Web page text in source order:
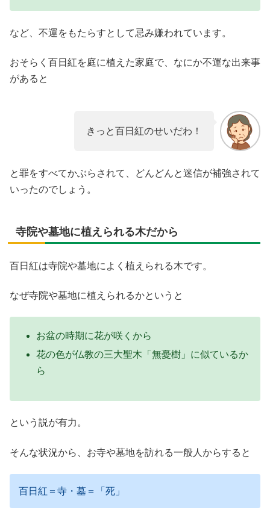
など、不運をもたらすとして忌み嫌われています。
おそらく百日紅を庭に植えた家庭で、なにか不運な出来事
があると
きっと百日紅のせいだわ！
と罪をすべてかぶらされて、どんどんと迷信が補強されて
いったのでしょう。
寺院や墓地に植えられる木だから
百日紅は寺院や墓地によく植えられる木です。
なぜ寺院や墓地に植えられるかというと
お盆の時期に花が咲くから
花の色が仏教の三大聖木「無憂樹」に似ているか
ら
という説が有力。
そんな状況から、お寺や墓地を訪れる一般人からすると
百日紅＝寺・墓＝「死」